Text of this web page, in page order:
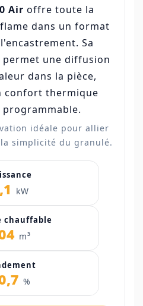
Air offre toute la
dans un format
Sa
une diffusion
dans la pièce,
confort thermique
idéale pour allier
simplicité du granulé.
kW
chauffable
m³
%